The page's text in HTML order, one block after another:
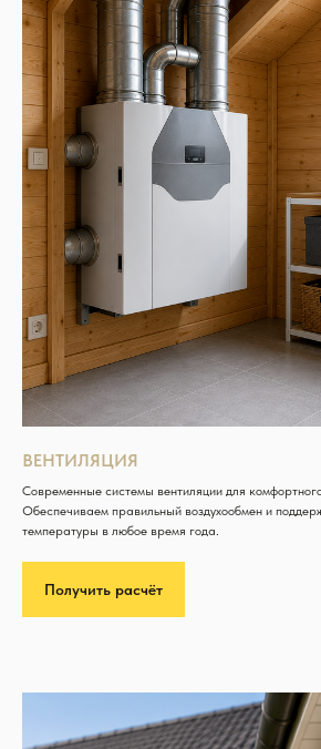
ВЕНТИЛЯЦИЯ
Современные системы вентиляции для
Обеспечиваем правильный воздухообмен и
температуры в любое время года.
Получить расчёт